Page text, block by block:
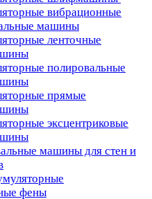
вибрационные
машины
ленточные
полировальные
прямые
эксцентриковые
машины для стен и
фены